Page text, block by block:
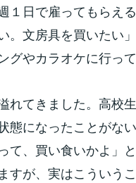
１日で雇ってもらえ
。文房具を買いたい
やカラオケに行って
れてきました。高校
になったことがない
て、買い食いかよ」
すが、実はこういう